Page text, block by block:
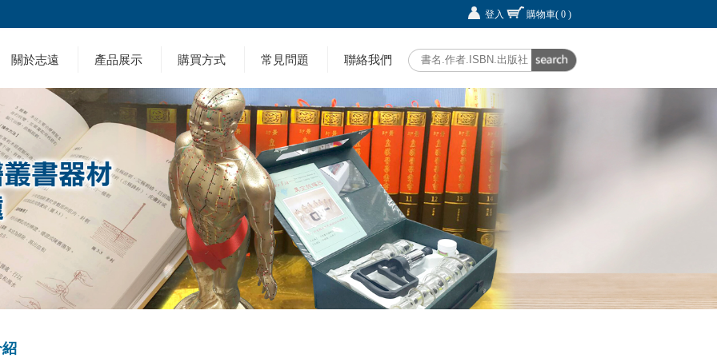
登入 購物車( 0 )
關於志遠 產品展示 購買方式 常見問題 聯絡我們